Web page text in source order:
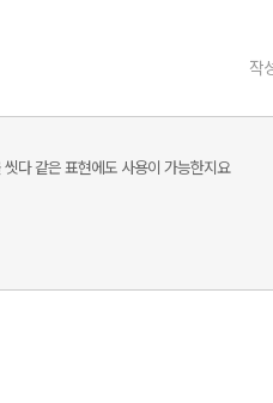
작
다 같은 표현에도 사용이 가능한지요